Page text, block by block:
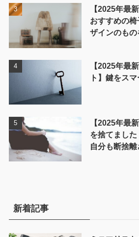
【2025年最
おすすめの
ザインのもの
【2025年最
ト】鍵をス
【2025年最
を捨てまし
自分も断捨
新着記事